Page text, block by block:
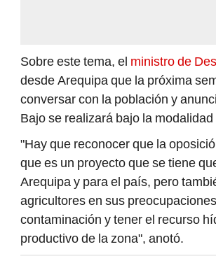
Sobre este tema, el ministro de
desde Arequipa que la próxima
conversar con la población y
Bajo se realizará bajo la
"Hay que reconocer que la
que es un proyecto que se tiene
Arequipa y para el país, pero
agricultores en sus
contaminación y tener el recurso
productivo de la zona", anotó.